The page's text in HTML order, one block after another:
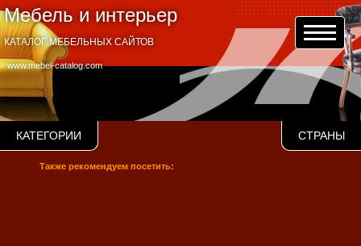
Мебель и интерьер
www.mebel-catalog.com
КАТАЛОГ МЕБЕЛЬНЫХ САЙТОВ
КАТЕГОРИИ СТРАНЫ
Также рекомендуем посетить: